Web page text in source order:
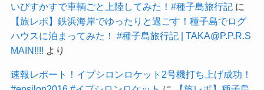
いびすかすで車輌ごと上陸してみた！#種子島旅行記 に
【旅レポ】鉄浜海岸でゆったりと過ごす！種子島でログ
ハウスに泊まってみた！ #種子島旅行記 | TAKA@P.P.R.S
MAIN!!!! より
速報レポート！イプシロンロケット2号機打ち上げ成功！